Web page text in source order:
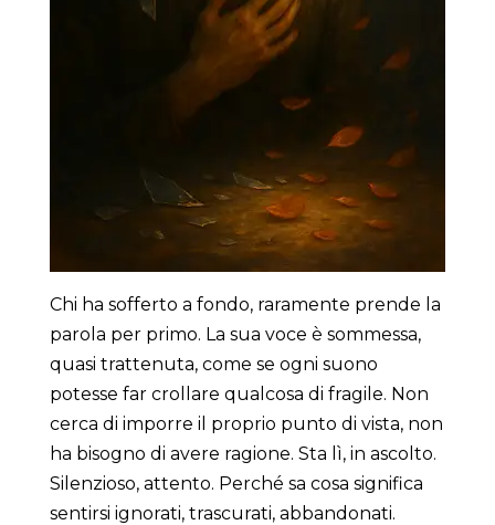
Chi ha sofferto a fondo, raramente prende la
parola per primo. La sua voce è sommessa,
quasi trattenuta, come se ogni suono
potesse far crollare qualcosa di fragile. Non
cerca di imporre il proprio punto di vista, non
ha bisogno di avere ragione. Sta lì, in ascolto.
Silenzioso, attento. Perché sa cosa significa
sentirsi ignorati, trascurati, abbandonati.